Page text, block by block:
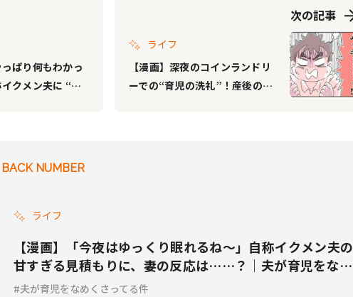
っぱり何もわかっ
クメン夫に “育
次の記事
ライフ
【漫画】深夜のコインランドリ
ーでの“育児の洗礼”！産後の妻
BACK NUMBER
ライフ
【漫画】「今夜はゆっくり眠れるね〜」自称イクメン夫の
甘すぎる見積もりに、妻の反応は……？｜夫が育児をなめ
くさってる件 #16
夫が育児をなめくさってる件